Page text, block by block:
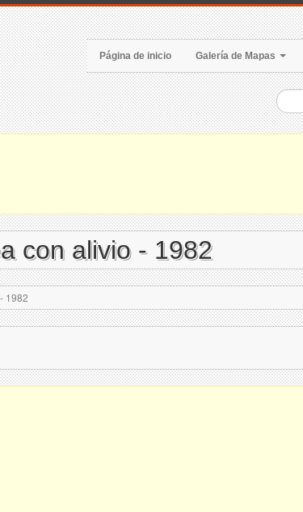
Página de inicio Galería de Mapas
con alivio - 1982
1982